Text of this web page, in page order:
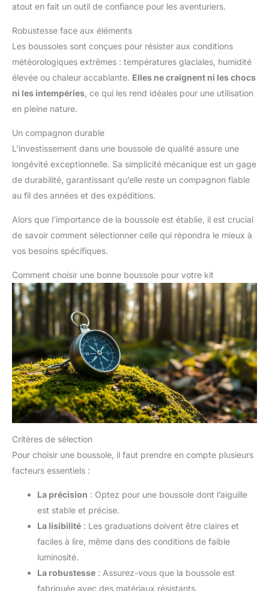
atout en fait un outil de confiance pour les aventuriers.
Robustesse face aux éléments
Les boussoles sont conçues pour résister aux conditions
météorologiques extrêmes : températures glaciales, humidité
élevée ou chaleur accablante. Elles ne craignent ni les chocs
ni les intempéries , ce qui les rend idéales pour une utilisation
en pleine nature.
Un compagnon durable
L’investissement dans une boussole de qualité assure une
longévité exceptionnelle. Sa simplicité mécanique est un gage
de durabilité, garantissant qu’elle reste un compagnon fiable
au fil des années et des expéditions.
Alors que l’importance de la boussole est établie, il est crucial
de savoir comment sélectionner celle qui répondra le mieux à
vos besoins spécifiques.
Comment choisir une bonne boussole pour votre kit
Critères de sélection
Pour choisir une boussole, il faut prendre en compte plusieurs
facteurs essentiels :
La précision : Optez pour une boussole dont l’aiguille
est stable et précise.
La lisibilité : Les graduations doivent être claires et
faciles à lire, même dans des conditions de faible
luminosité.
La robustesse : Assurez-vous que la boussole est
fabriquée avec des matériaux résistants.